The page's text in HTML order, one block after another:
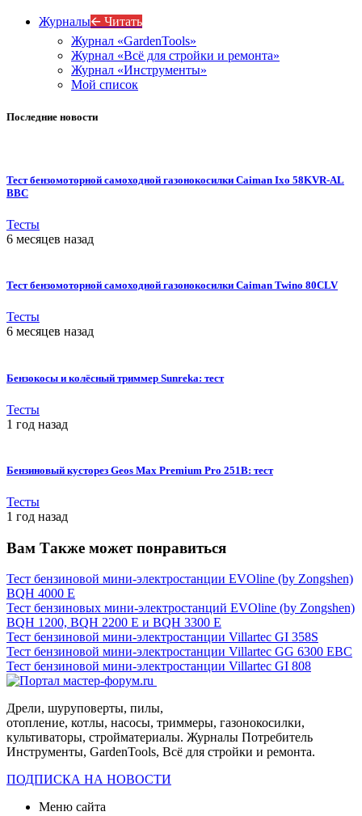
Журналы🡨 Читать
Журнал «GardenTools»
Журнал «Всё для стройки и ремонта»
Журнал «Инструменты»
Мой список
Последние новости
Тест бензомоторной самоходной газонокосилки Caiman Ixo 58KVR-AL
BBC
Тесты
6 месяцев назад
Тест бензомоторной самоходной газонокосилки Caiman Twino 80CLV
Тесты
6 месяцев назад
Бензокосы и колёсный триммер Sunreka: тест
Тесты
1 год назад
Бензиновый кусторез Geos Max Premium Pro 251B: тест
Тесты
1 год назад
Вам Также может понравиться
Тест бензиновой мини-электростанции EVOline (by Zongshen)
BQH 4000 E
Тест бензиновых мини-электростанций EVOline (by Zongshen)
BQH 1200, BQH 2200 E и BQH 3300 E
Тест бензиновой мини-электростанции Villartec GI 358S
Тест бензиновой мини-электростанции Villartec GG 6300 EBC
Тест бензиновой мини-электростанции Villartec GI 808
Дрели, шуруповерты, пилы,
отопление, котлы, насосы, триммеры, газонокосилки,
культиваторы, стройматериалы. Журналы Потребитель
Инструменты, GardenTools, Всё для стройки и ремонта.
ПОДПИСКА НА НОВОСТИ
Меню сайта